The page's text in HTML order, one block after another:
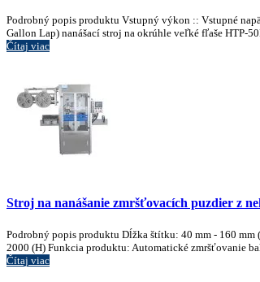
Podrobný popis produktu Vstupný výkon :: Vstupné
Gallon Lap) nanášací stroj na okrúhle veľké fľaše HTP-50P
Čítaj viac
Stroj na nanášanie zmršťovacích puzdier z
Podrobný popis produktu Dĺžka štítku: 40 mm - 160
2000 (H) Funkcia produktu: Automatické zmršťovanie
Čítaj viac